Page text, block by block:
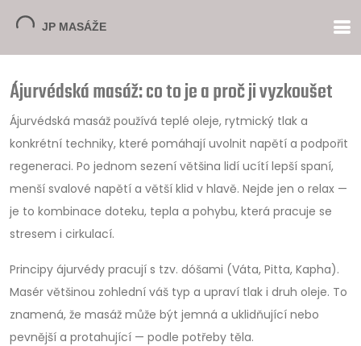
Ájurvédská masáž: co to je a proč ji vyzkoušet
Ájurvédská masáž používá teplé oleje, rytmický tlak a
konkrétní techniky, které pomáhají uvolnit napětí a podpořit
regeneraci. Po jednom sezení většina lidí ucítí lepší spaní,
menší svalové napětí a větší klid v hlavě. Nejde jen o relax —
je to kombinace doteku, tepla a pohybu, která pracuje se
stresem i cirkulací.
Principy ájurvédy pracují s tzv. dóšami (Váta, Pitta, Kapha).
Masér většinou zohlední váš typ a upraví tlak i druh oleje. To
znamená, že masáž může být jemná a uklidňující nebo
pevnější a protahující — podle potřeby těla.